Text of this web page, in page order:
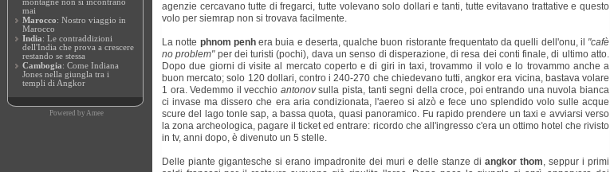
montagne non si incontrano
mai
Marocco: Nostro viaggio in
Marocco
India: Le contraddizioni
dell'India che prova a crescere
restando se stessa
Cambogia: Come Indiana
Jones nella giungla tra i
templi di Angkor
Powered by Amee
agenzie cercavano tutte di fregarci, tutte volevano solo dollari e tanti, tutte evitavano trattative e questo
volo per siemrap non si trovava facilmente.
La notte phnom penhera buia e deserta, qualche buon ristorante frequentato da quelli dell'onu, il "cafè
no problem"per dei turisti (pochi), dava un senso di disperazione, di resa dei conti finale, di ultimo atto.
Dopo due giorni di visite al mercato coperto e di giri in taxi, trovammo il volo e lo trovammo anche a
buon mercato; solo 120 dollari, contro i 240-270 che chiedevano tutti, angkor era vicina, bastava volare
1 ora. Vedemmo il vecchio antonovsulla pista, tanti segni della croce, poi entrando una nuvola bianca
ci invase ma dissero che era aria condizionata, l'aereo si alzò e fece uno splendido volo sulle acque
scure del lago tonle sap, a bassa quota, quasi panoramico. Fu rapido prendere un taxi e avviarsi verso
la zona archeologica, pagare il ticket ed entrare: ricordo che all'ingresso c'era un ottimo hotel che rivisto
in tv, anni dopo, è divenuto un 5 stelle.
Delle piante gigantesche si erano impadronite dei muri e delle stanze di angkor thom, seppur i primi